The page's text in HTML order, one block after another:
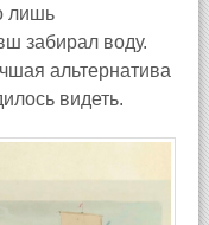
лишь
забирал воду.
альтернатива
видеть.